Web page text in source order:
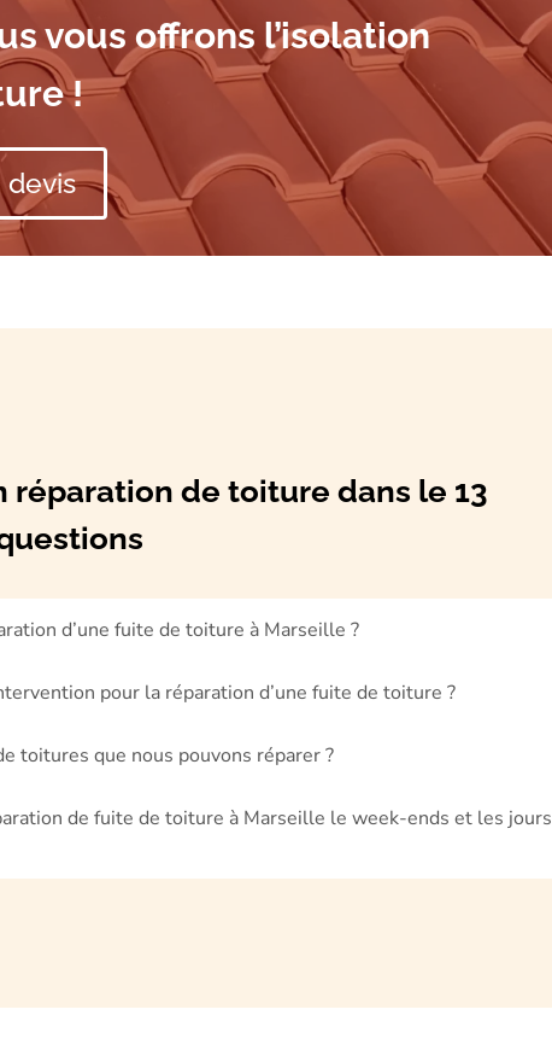
vous offrons l’isolation
!
devis
réparation de toiture dans le 13
d’une fuite de toiture à Marseille ?
pour la réparation d’une fuite de toiture ?
toitures que nous pouvons réparer ?
de fuite de toiture à Marseille le week-ends et les jours